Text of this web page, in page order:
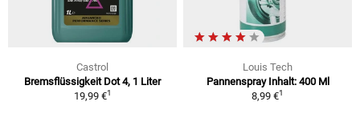
Castrol
Bremsflüssigkeit Dot 4, 1 Liter
19,99 €1
Louis Tech
Pannenspray Inhalt: 400 Ml
8,99 €1